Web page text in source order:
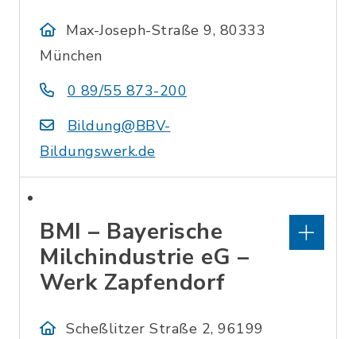
Max-Joseph-Straße 9, 80333
München
0 89/55 873-200
Bildung@BBV-
Bildungswerk.de
BMI – Bayerische
Milchindustrie eG –
Werk Zapfendorf
Scheßlitzer Straße 2, 96199